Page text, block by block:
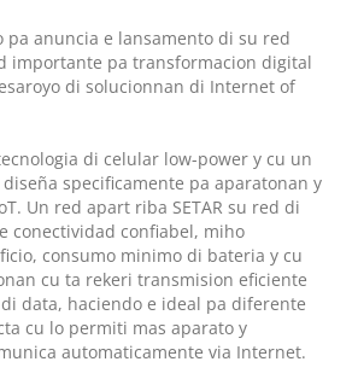
pa anuncia e lansamento di su red
importante pa transformacion digital
di solucionnan di Internet of
di celular low-power y cu un
specificamente pa aparatonan y
Un red apart riba SETAR su red di
conectividad confiabel, miho
consumo minimo di bateria y cu
cu ta rekeri transmision eficiente
data, haciendo e ideal pa diferente
cu lo permiti mas aparato y
automaticamente via Internet.